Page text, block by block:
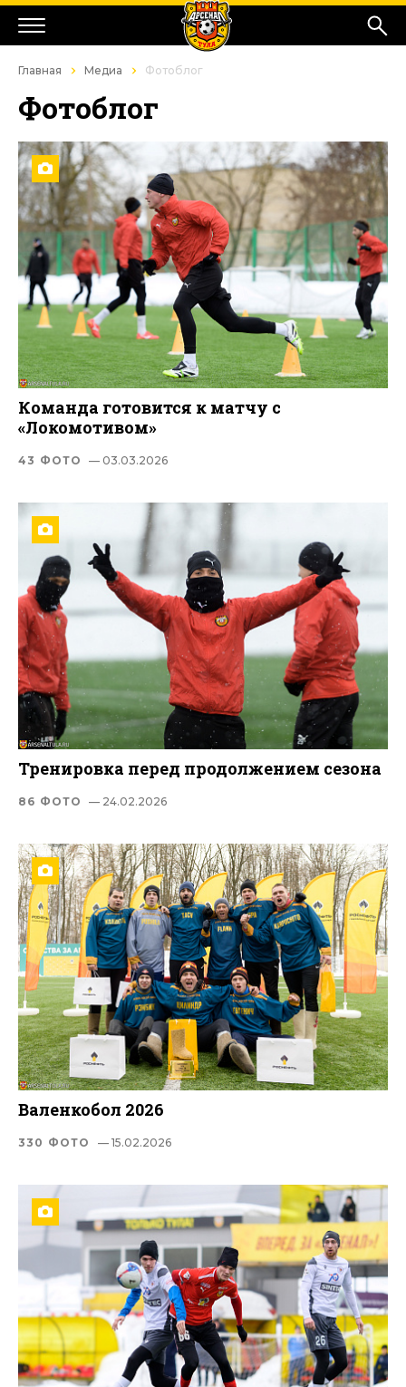
Главная Медиа Фотоблог
Фотоблог
Команда готовится к матчу с
«Локомотивом»
43 ФОТО — 03.03.2026
Тренировка перед продолжением сезона
86 ФОТО — 24.02.2026
Валенкобол 2026
330 ФОТО — 15.02.2026